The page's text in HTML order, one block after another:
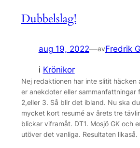
Dubbelslag!
aug 19, 2022—avFredrik
i Krönikor
Nej redaktionen har inte slitit häcken
er anekdoter eller sammanfattningar
2,eller 3. Så blir det ibland. Nu ska
mycket kort resumé av årets tre
blickar viframåt. DT1. Mosjö GK och
utöver det vanliga. Resultaten